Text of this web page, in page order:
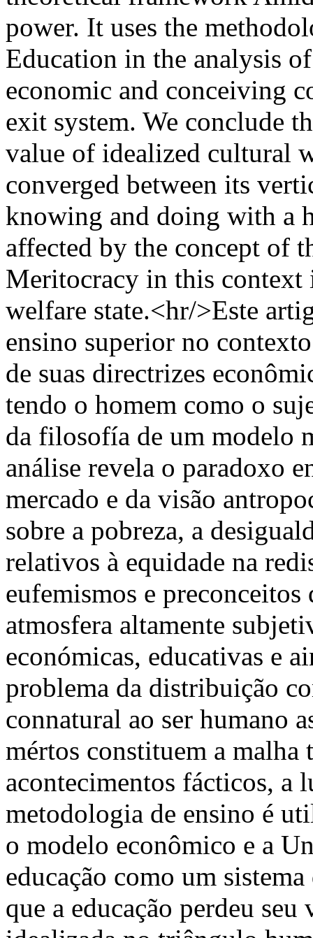
power. It uses the
Education in the analysis
economic and conceiving
exit system. We conclude
value of idealized cultural
converged between its
knowing and doing with a
affected by the concept of
Meritocracy in this context
welfare state.<hr/>Este
ensino superior no
de suas directrizes
tendo o homem como o
da filosofía de um modelo
análise revela o paradoxo
mercado e da visão
sobre a pobreza, a
relativos à equidade na
eufemismos e
atmosfera altamente
económicas, educativas e
problema da distribuição
connatural ao ser humano
mértos constituem a malha
acontecimentos fácticos, a
metodologia de ensino é
o modelo econômico e a
educação como um
que a educação perdeu